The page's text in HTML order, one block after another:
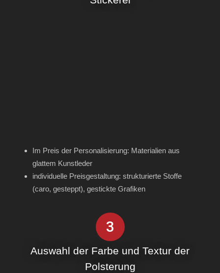
Im Preis der Personalisierung: Materialien aus
glattem Kunstleder
individuelle Preisgestaltung: strukturierte Stoffe
(caro, gesteppt), gestickte Grafiken
3
Auswahl der Farbe und Textur der
Polsterung